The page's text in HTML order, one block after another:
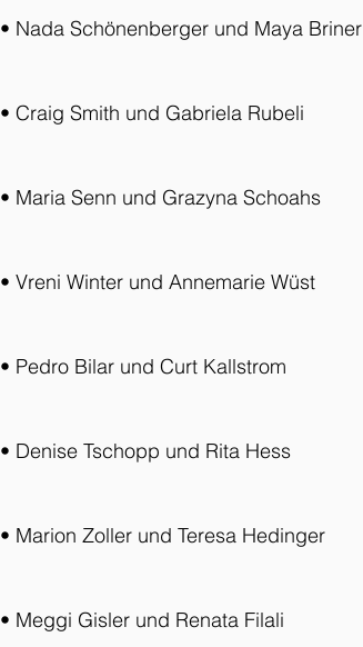
• Nada Schönenberger und Maya Briner
• Craig Smith und Gabriela Rubeli
• Maria Senn und Grazyna Schoahs
• Vreni Winter und Annemarie Wüst
• Pedro Bilar und Curt Kallstrom
• Denise Tschopp und Rita Hess
• Marion Zoller und Teresa Hedinger
• Meggi Gisler und Renata Filali